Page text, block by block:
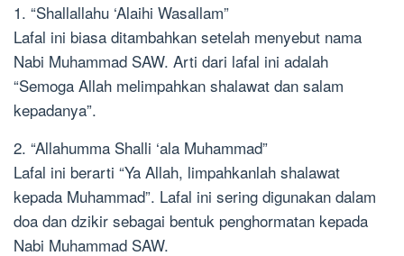
1. “Shallallahu ‘Alaihi Wasallam”
Lafal ini biasa ditambahkan setelah menyebut nama
Nabi Muhammad SAW. Arti dari lafal ini adalah
“Semoga Allah melimpahkan shalawat dan salam
kepadanya”.
2. “Allahumma Shalli ‘ala Muhammad”
Lafal ini berarti “Ya Allah, limpahkanlah shalawat
kepada Muhammad”. Lafal ini sering digunakan dalam
doa dan dzikir sebagai bentuk penghormatan kepada
Nabi Muhammad SAW.